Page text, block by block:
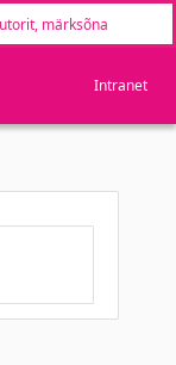
Intranet